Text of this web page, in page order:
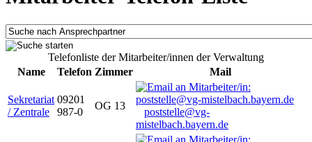
Telefonliste der Mitarbeiter/innen der Verwaltung
Name
Telefon Zimmer Mail
Sekretariat
/ Zentrale
09201
987-0
OG 13
poststelle@vg-
mistelbach.bayern.de